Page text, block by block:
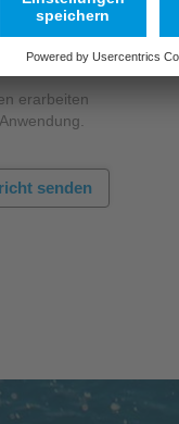
erarbeiten
senden